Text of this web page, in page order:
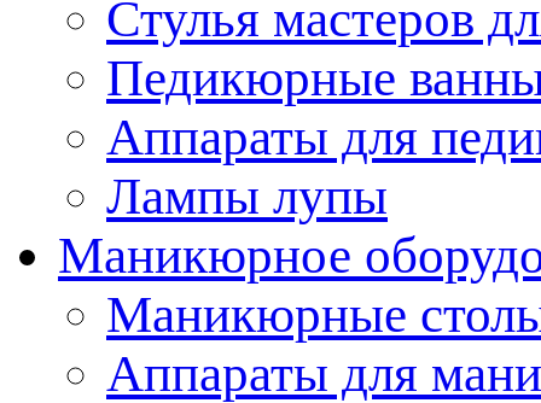
Стулья мастеров
Педикюрные
Аппараты для
Лампы лупы
Маникюрное
Маникюрные
Аппараты для